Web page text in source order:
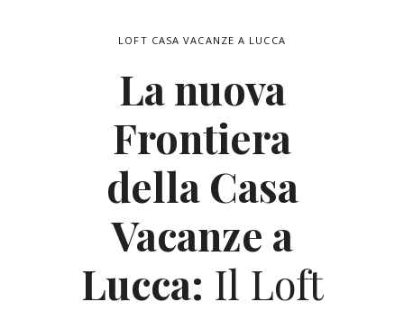
LOFT CASA VACANZE A LUCCA
La nuova
Frontiera
della Casa
Vacanze a
Lucca: Il Loft